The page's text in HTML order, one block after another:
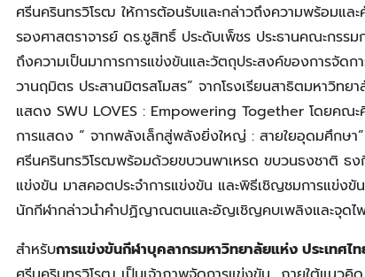
ศรีนครินทรวิโรฒ ให้การต้อนรับและกล่าวถึงความพร้อมแล
รองศาสตราจารย์ ดร.ชูสิทธิ์ ประดับเพ็ชร ประธานคณะกรร
ถึงความเป็นมาการการแข่งขันและวัตถุประสงค์ของการจัด
วานฤมิตร ประสานมิตรสโมสร” จากโรงเรียนสาธิตมหาวิท
แสดง SWU LOVES : Empowering Together โดยคณ
การแสดง “ จากพลังเล็กสู่พลังยิ่งใหญ่ : สายใยอุดมศึกษา
ศรีนครินทรวิโรฒพร้อมด้วยขบวนพาเหรด ขบวนธงชาติ ธงกี
แข่งขัน มาสคอตประจำการแข่งขัน และพิธีเชิญชมการแข่ง
นักกีฬากล่าวนำคำปฏิญาณตนและอัญเชิญคบเพลิงและจุดไ
สำหรับการแข่งขันกีฬาบุคลากรมหาวิทยาลัยแห่ง ประเทศไ